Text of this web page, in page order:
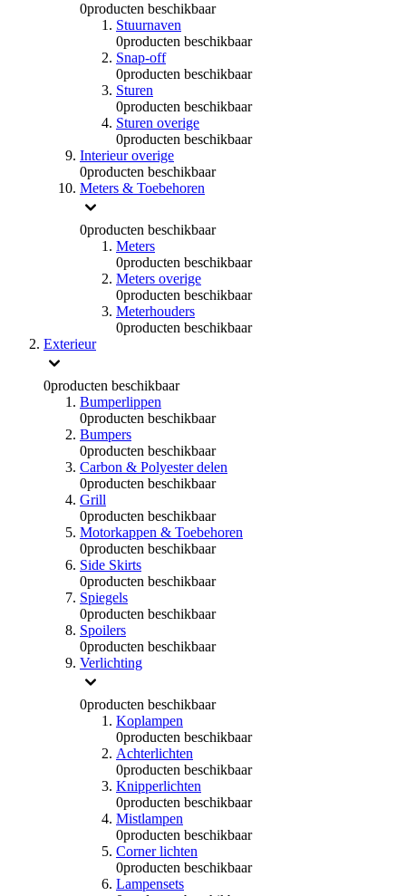
0producten beschikbaar
Stuurnaven
0producten beschikbaar
Snap-off
0producten beschikbaar
Sturen
0producten beschikbaar
Sturen overige
0producten beschikbaar
Interieur overige
0producten beschikbaar
Meters & Toebehoren
0producten beschikbaar
Meters
0producten beschikbaar
Meters overige
0producten beschikbaar
Meterhouders
0producten beschikbaar
Exterieur
0producten beschikbaar
Bumperlippen
0producten beschikbaar
Bumpers
0producten beschikbaar
Carbon & Polyester delen
0producten beschikbaar
Grill
0producten beschikbaar
Motorkappen & Toebehoren
0producten beschikbaar
Side Skirts
0producten beschikbaar
Spiegels
0producten beschikbaar
Spoilers
0producten beschikbaar
Verlichting
0producten beschikbaar
Koplampen
0producten beschikbaar
Achterlichten
0producten beschikbaar
Knipperlichten
0producten beschikbaar
Mistlampen
0producten beschikbaar
Corner lichten
0producten beschikbaar
Lampensets